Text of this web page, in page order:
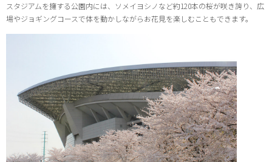
スタジアムを擁する公園内には、ソメイヨシノなど約120本の桜が咲き誇り、広
場やジョギングコースで体を動かしながらお花見を楽しむこともできます。